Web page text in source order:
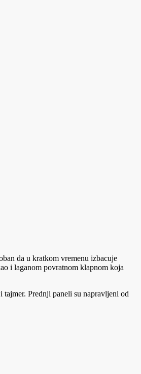
da u kratkom vremenu izbacuje
i laganom povratnom klapnom koja
Prednji paneli su napravljeni od